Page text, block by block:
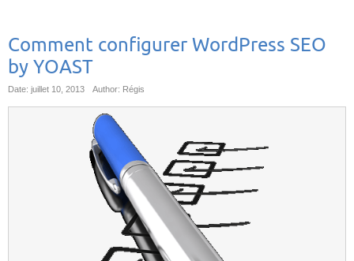
Comment configurer WordPress SEO
by YOAST
Date: juillet 10, 2013 Author: Régis